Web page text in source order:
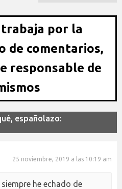
por la
de comentarios,
responsable de
españolazo:
25 noviembre, 2019 a las 10:19 am
he echado de